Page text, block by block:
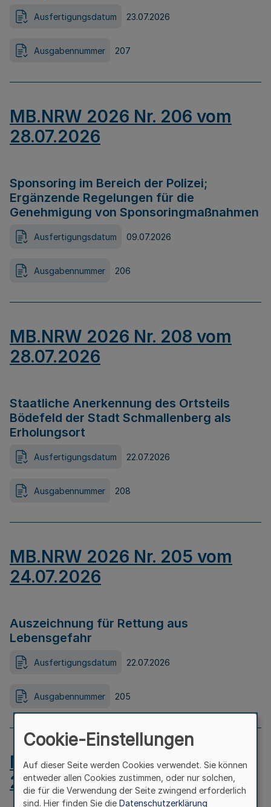
Ausfertigungsdatum 23.07.2026
Ausgabennummer 207
MB.NRW 2026 Nr. 206 vom
28.07.2026
Sponsoring im Bereich der Polizei;
Ergänzende Regelungen für die
Genehmigung von Sponsoringmaßnahmen
Ausfertigungsdatum 09.07.2026
Ausgabennummer 206
MB.NRW 2026 Nr. 208 vom
28.07.2026
Staatliche Anerkennung des Ortsteils
Bödefeld der Stadt Schmallenberg als
Erholungsort
Ausfertigungsdatum 22.07.2026
Ausgabennummer 208
MB.NRW 2026 Nr. 205 vom
24.07.2026
Auszeichnung für Rettung aus
Lebensgefahr
Ausfertigungsdatum 22.07.2026
Ausgabennummer 205
MB.NRW 2026 Nr. 204 vom
24.07.2026
Cookie-Einstellungen
Auf dieser Seite werden Cookies verwendet. Sie können
entweder allen Cookies zustimmen, oder nur solchen,
die für die Verwendung der Seite zwingend erforderlich
sind. Hier finden Sie die Datenschutzerklärung